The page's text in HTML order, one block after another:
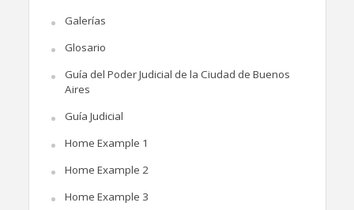
Galerías
Glosario
Guía del Poder Judicial de la Ciudad de Buenos
Aires
Guía Judicial
Home Example 1
Home Example 2
Home Example 3